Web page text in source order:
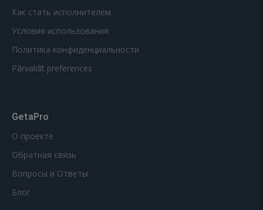
Как стать исполнителем
Условия использования
Политика конфиденциальности
Pārvaldīt preferences
GetaPro
О проекте
Обратная связь
Вопросы и Ответы
Блог